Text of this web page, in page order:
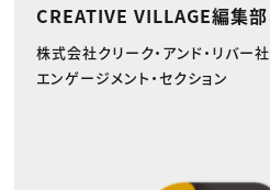
CREATIVE VILLAGE編集部
株式会社クリーク・アンド・リバー社
エンゲージメント・セクション